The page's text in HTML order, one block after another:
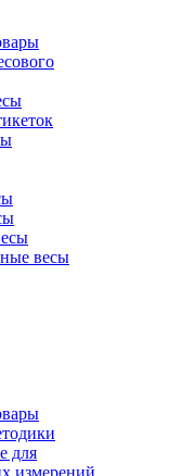
весы
для
измерений